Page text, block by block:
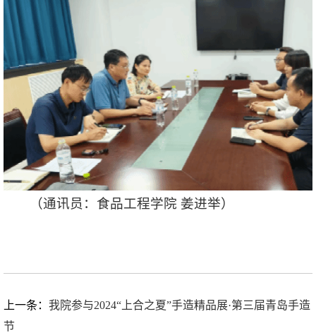
（通讯员：食品工程学院 姜进举）
上一条： 我院参与2024“上合之夏”手造精品展·第三届青岛手造
节